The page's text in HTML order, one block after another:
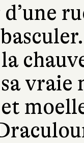
vraie